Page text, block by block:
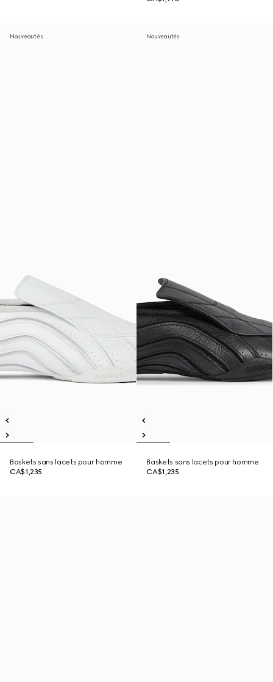
Nouveautés
Baskets sans lacets pour homme
CA$1,235
Nouveautés
Baskets sans lacets pour homme
CA$1,235